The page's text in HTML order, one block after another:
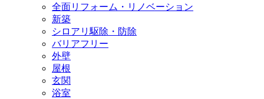
全面リフォーム・リノベーション
新築
シロアリ駆除・防除
バリアフリー
外壁
屋根
玄関
浴室